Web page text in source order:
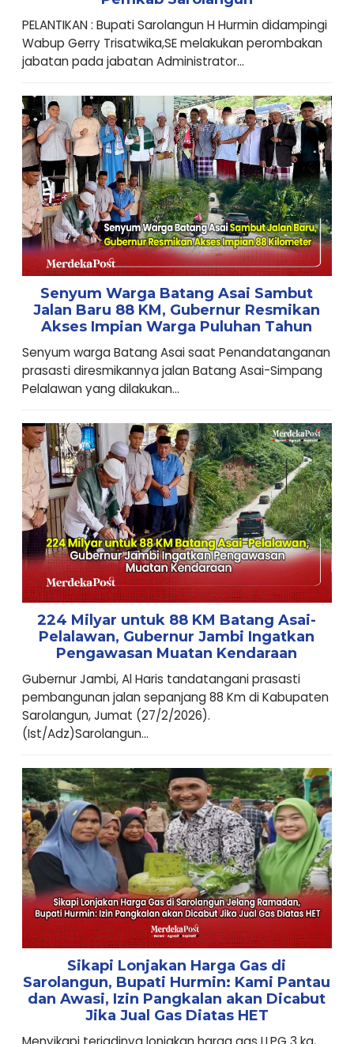
PELANTIKAN : Bupati Sarolangun H Hurmin didampingi
Wabup Gerry Trisatwika,SE melakukan perombakan
jabatan pada jabatan Administrator...
Senyum Warga Batang Asai Sambut
Jalan Baru 88 KM, Gubernur Resmikan
Akses Impian Warga Puluhan Tahun
Senyum warga Batang Asai saat Penandatanganan
prasasti diresmikannya jalan Batang Asai-Simpang
Pelalawan yang dilakukan...
224 Milyar untuk 88 KM Batang Asai-
Pelalawan, Gubernur Jambi Ingatkan
Pengawasan Muatan Kendaraan
Gubernur Jambi, Al Haris tandatangani prasasti
pembangunan jalan sepanjang 88 Km di Kabupaten
Sarolangun, Jumat (27/2/2026).
(Ist/Adz)Sarolangun...
Sikapi Lonjakan Harga Gas di
Sarolangun, Bupati Hurmin: Kami Pantau
dan Awasi, Izin Pangkalan akan Dicabut
Jika Jual Gas Diatas HET